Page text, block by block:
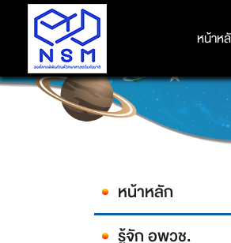
หน้าหลัก
หน้าห
หน้าหลัก
รู้จัก อพวช.